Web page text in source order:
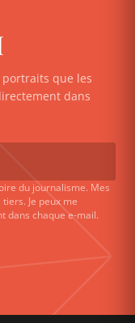
portraits que les
dans
du journalisme. Mes
Je peux me
dans chaque e-mail.